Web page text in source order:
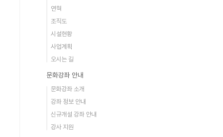
연혁
조직도
시설현황
사업계획
오시는 길
문화강좌 안내
문화강좌 소개
강좌 정보 안내
신규개설 강좌 안내
강사 지원